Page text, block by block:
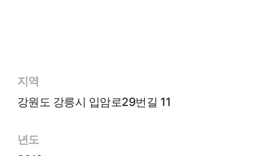
지역
강원도 강릉시 입암로29번길 11
년도